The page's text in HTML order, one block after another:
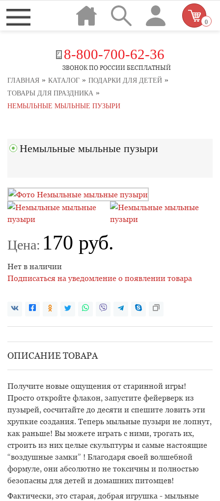
8-800-700-62-36
ЗВОНОК ПО РОССИИ БЕСПЛАТНЫЙ
0
ГЛАВНАЯ » КАТАЛОГ » ПОДАРКИ ДЛЯ ДЕТЕЙ »
ТОВАРЫ ДЛЯ ПРАЗДНИКА »
НЕМЫЛЬНЫЕ МЫЛЬНЫЕ ПУЗЫРИ
Немыльные мыльные пузыри
Цена: 170 руб.
Нет в наличии
Подписаться на уведомление о появлении товара
ОПИСАНИЕ ТОВАРА
Получите новые ощущения от старинной игры!
Просто откройте флакон, запустите фейерверк из
пузырей, сосчитайте до десяти и спешите ловить эти
хрупкие создания. Теперь мыльные пузыри не лопнут,
как раньше! Вы можете играть с ними, трогать их,
строить из них целые скульптуры и самые настоящие
“воздушные замки” ! Благодаря своей волшебной
формуле, они абсолютно не токсичны и полностью
безопасны для детей и домашних питомцев!
Фактически, это старая, добрая игрушка - мыльные